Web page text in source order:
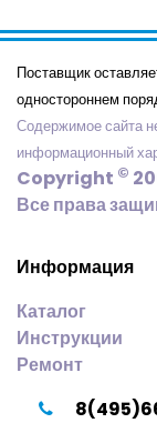
Поставщик
одностороннем
Содержимое сайта
информационный
Copyright ©
Все права
Информация
Каталог
Инструкции
Ремонт